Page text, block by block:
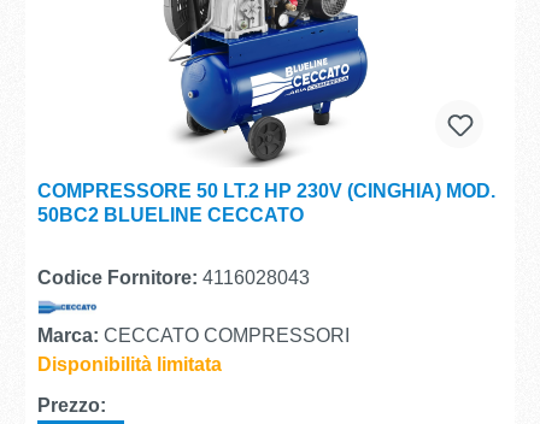
COMPRESSORE 50 LT.2 HP 230V (CINGHIA) MOD.
50BC2 BLUELINE CECCATO
Codice Fornitore: 4116028043
Marca: CECCATO COMPRESSORI
Disponibilità limitata
Prezzo: